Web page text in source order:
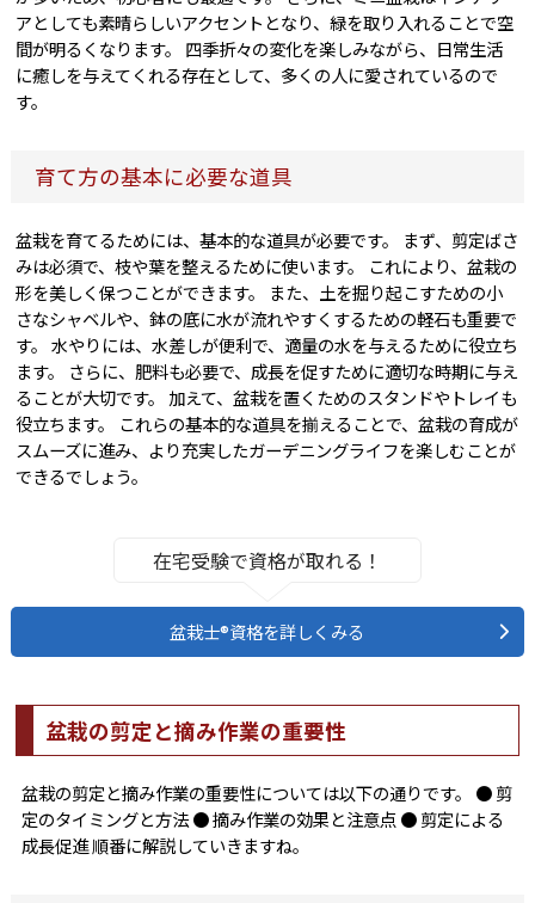
アとしても素晴らしいアクセントとなり、緑を取り入れることで空
間が明るくなります。 四季折々の変化を楽しみながら、日常生活
に癒しを与えてくれる存在として、多くの人に愛されているので
す。
育て方の基本に必要な道具
盆栽を育てるためには、基本的な道具が必要です。 まず、剪定ばさ
みは必須で、枝や葉を整えるために使います。 これにより、盆栽の
形を美しく保つことができます。 また、土を掘り起こすための小
さなシャベルや、鉢の底に水が流れやすくするための軽石も重要で
す。 水やりには、水差しが便利で、適量の水を与えるために役立ち
ます。 さらに、肥料も必要で、成長を促すために適切な時期に与え
ることが大切です。 加えて、盆栽を置くためのスタンドやトレイも
役立ちます。 これらの基本的な道具を揃えることで、盆栽の育成が
スムーズに進み、より充実したガーデニングライフを楽しむことが
できるでしょう。
在宅受験で資格が取れる！
盆栽士®資格を詳しくみる
盆栽の剪定と摘み作業の重要性
盆栽の剪定と摘み作業の重要性については以下の通りです。 ● 剪
定のタイミングと方法 ● 摘み作業の効果と注意点 ● 剪定による
成長促進 順番に解説していきますね。